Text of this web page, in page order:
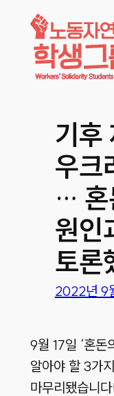
콘텐츠로
바로가기
기후
우크
… 혼
원인
토론
2022년 9
9월 17일 ‘혼돈
알아야 할 3가
마무리됐습니